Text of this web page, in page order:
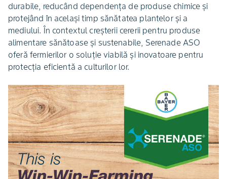
durabile, reducând dependența de produse chimice și
protejând în același timp sănătatea plantelor și a
mediului. În contextul creșterii cererii pentru produse
alimentare sănătoase și sustenabile, Serenade ASO
oferă fermierilor o soluție viabilă și inovatoare pentru
protecția eficientă a culturilor lor.